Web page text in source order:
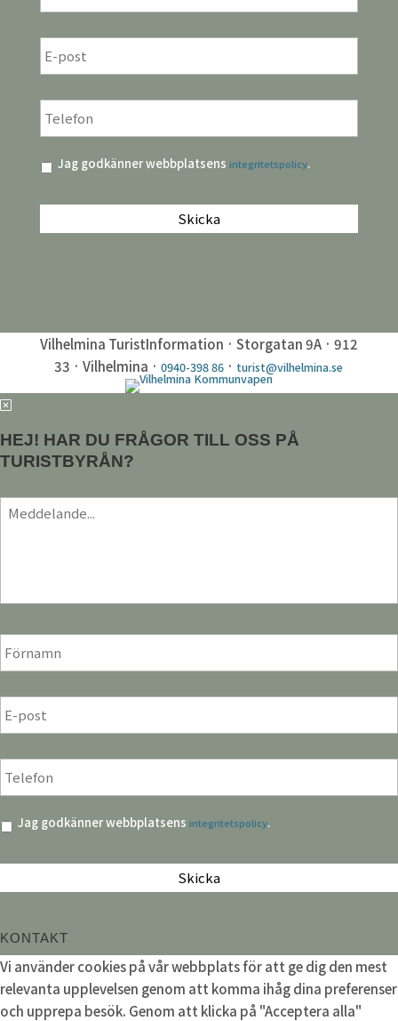
E-
post *
Telefon *
Integritetspolicy *
Jag godkänner webbplatsens integritetspolicy.
Vilhelmina TuristInformation · Storgatan 9A · 912
33 · Vilhelmina ·0940-398 86 · turist@vilhelmina.se
HEJ! HAR DU FRÅGOR TILL OSS PÅ
TURISTBYRÅN?
Meddelande
För-
och
E-
post *
Telefon *
Integritetspolicy *
Jag godkänner webbplatsens integritetspolicy.
KONTAKT
Vi använder cookies på vår webbplats för att ge dig den mest
relevanta upplevelsen genom att komma ihåg dina preferenser
och upprepa besök. Genom att klicka på "Acceptera alla"